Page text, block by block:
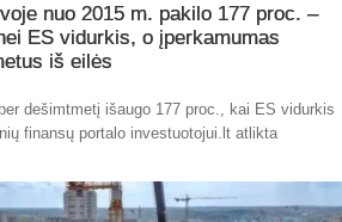
nuo 2015 m. pakilo 177 proc. –
ES vidurkis, o įperkamumas
iš eilės
dešimtmetį išaugo 177 proc., kai ES vidurkis
finansų portalo investuotojui.lt atlikta